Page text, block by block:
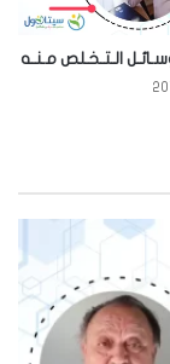
الـتـخـلص مـنـه